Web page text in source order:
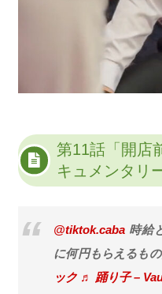
第11話「開店
キュメンタリ
@tiktok.caba 時給
に何円もらえるも
ック ♬ 踊り子 –